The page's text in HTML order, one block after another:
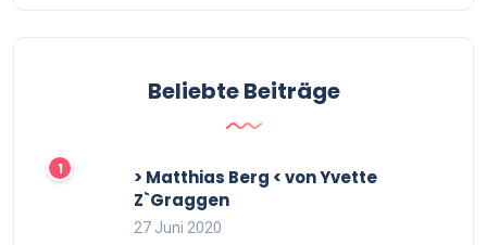
Beliebte Beiträge
> Matthias Berg < von Yvette
Z`Graggen
27 Juni 2020